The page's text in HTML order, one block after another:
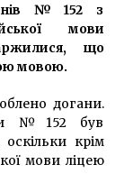
№152 з
мови
що
мовою.
догани.
№152 був
оскільки крім
мови ліцею